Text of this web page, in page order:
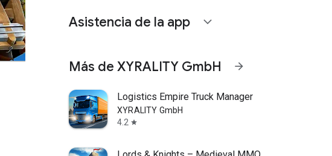
Asistencia de la app expand_more
Más de XYRALITY GmbH arrow_forward
Logistics Empire Truck Manager
XYRALITY GmbH
4.2 star